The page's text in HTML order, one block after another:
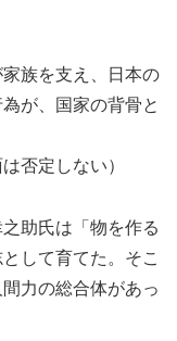
族を支え、日本の
が、国家の背骨と
否定しない）
助氏は「物を作る
して育てた。そこ
力の総合体があっ